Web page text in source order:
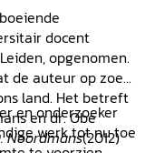
docent
opgenomen.
de auteur op zoek
land. Het betreft
en dr. Obe
Noordmans(2012)
en onderzoeker
werk tot nu toe